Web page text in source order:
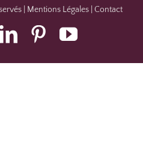
| Mentions Légales| Contact